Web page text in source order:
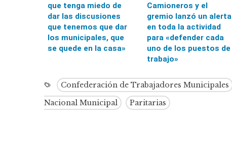
que tenga miedo de
dar las discusiones
que tenemos que dar
los municipales, que
se quede en la casa»
Camioneros y el
gremio lanzó un alerta
en toda la actividad
para «defender cada
uno de los puestos de
trabajo»
Confederación de Trabajadores Municipales
Nacional Municipal
Paritarias